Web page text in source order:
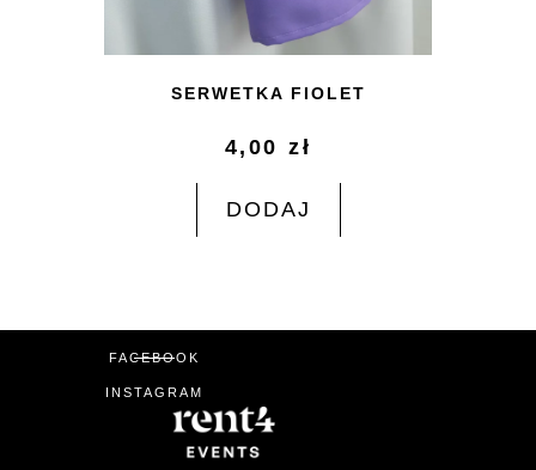
SERWETKA FIOLET
4,00zł
DODAJ
FACEBOOK
INSTAGRAM